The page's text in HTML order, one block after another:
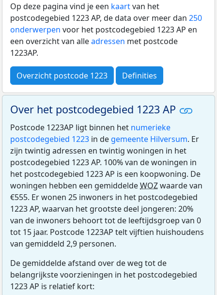
Op deze pagina vind je een kaartvan het
postcodegebied 1223 AP, de data over meer dan 250
onderwerpen voor het postcodegebied 1223 AP en
een overzicht van alleadressen met postcode
1223AP.
Overzicht postcode 1223 Definities
Over het postcodegebied 1223 AP
Postcode 1223AP ligt binnen het numerieke
postcodegebied 1223 in de gemeente Hilversum. Er
zijn twintig adressen en twintig woningen in het
postcodegebied 1223 AP. 100% van de woningen in
het postcodegebied 1223 AP is een koopwoning. De
woningen hebben een gemiddeldeWOZwaarde van
€555. Er wonen 25 inwoners in het postcodegebied
1223 AP, waarvan het grootste deel jongeren: 20%
van de inwoners behoort tot de leeftijdsgroep van 0
tot 15 jaar. Postcode 1223AP telt vijftien huishoudens
van gemiddeld 2,9 personen.
De gemiddelde afstand over de weg tot de
belangrijkste voorzieningen in het postcodegebied
1223 AP is relatief kort: